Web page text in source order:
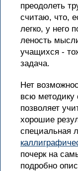
преодолеть
считаю, что,
легко, у него
леность
учащихся -
задача.
Нет
всю методику
позволяет
хорошие
специальная
почерк на
подробно